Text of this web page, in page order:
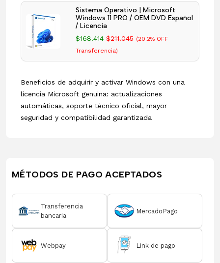
Sistema Operativo | Microsoft
Windows 11 PRO / OEM DVD Español
/ Licencia
$168.414 $211.045 (20.2% OFF
Transferencia)
Beneficios de adquirir y activar Windows con una
licencia Microsoft genuina: actualizaciones
automáticas, soporte técnico oficial, mayor
seguridad y compatibilidad garantizada
MÉTODOS DE PAGO ACEPTADOS
Transferencia
bancaria
MercadoPago
Webpay Link de pago